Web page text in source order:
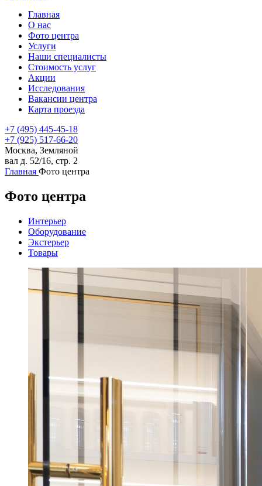
Главная
О нас
Фото центра
Услуги
Наши специалисты
Стоимость услуг
Акции
Исследования
Вакансии центра
Карта проезда
+7 (495) 445-45-18
+7 (925) 517-66-20
Москва, Земляной
вал д. 52/16, стр. 2
Главная Фото центра
Фото центра
Интерьер
Оборудование
Экстерьер
Товары